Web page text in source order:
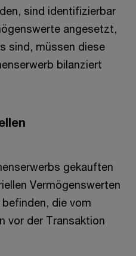
sind identifizierbar
angesetzt,
sind, müssen diese
bilanziert
gekauften
Vermögenswerten
die vom
vor der Transaktion